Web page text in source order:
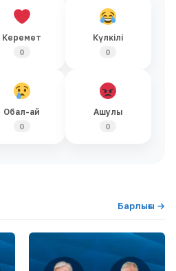
Керемет
0
Күлкілі
0
Обал-ай
0
Ашулы
0
Барлығы →